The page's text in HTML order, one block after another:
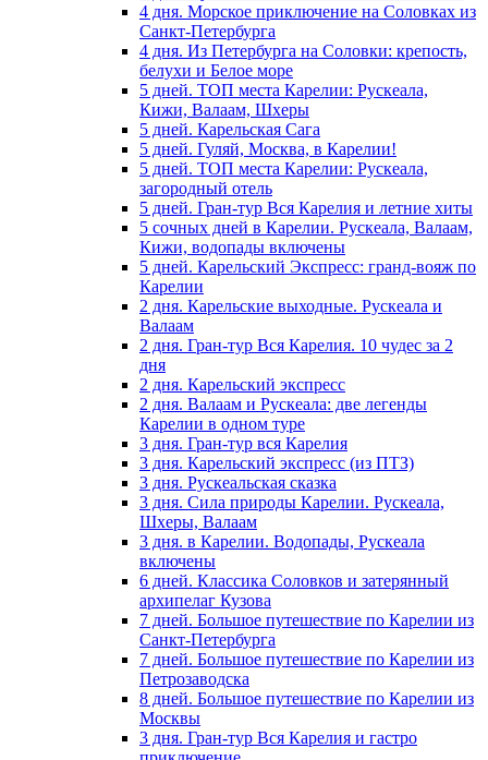
4 дня. Морское приключение на Соловках из
Санкт-Петербурга
4 дня. Из Петербурга на Соловки: крепость,
белухи и Белое море
5 дней. ТОП места Карелии: Рускеала,
Кижи, Валаам, Шхеры
5 дней. Карельская Сага
5 дней. Гуляй, Москва, в Карелии!
5 дней. ТОП места Карелии: Рускеала,
загородный отель
5 дней. Гран-тур Вся Карелия и летние хиты
5 сочных дней в Карелии. Рускеала, Валаам,
Кижи, водопады включены
5 дней. Карельский Экспресс: гранд-вояж по
Карелии
2 дня. Карельские выходные. Рускеала и
Валаам
2 дня. Гран-тур Вся Карелия. 10 чудес за 2
дня
2 дня. Карельский экспресс
2 дня. Валаам и Рускеала: две легенды
Карелии в одном туре
3 дня. Гран-тур вся Карелия
3 дня. Карельский экспресс (из ПТЗ)
3 дня. Рускеальская сказка
3 дня. Сила природы Карелии. Рускеала,
Шхеры, Валаам
3 дня. в Карелии. Водопады, Рускеала
включены
6 дней. Классика Соловков и затерянный
архипелаг Кузова
7 дней. Большое путешествие по Карелии из
Санкт-Петербурга
7 дней. Большое путешествие по Карелии из
Петрозаводска
8 дней. Большое путешествие по Карелии из
Москвы
3 дня. Гран-тур Вся Карелия и гастро